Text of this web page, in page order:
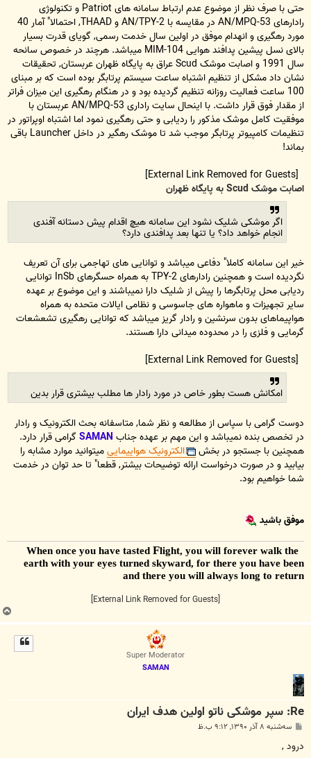
حتی با صرف نظر از موضوع عدم ارتباط سامانه های Patriot و تکنولوژی
رادارهای AN/MPQ-53 در مقایسه با AN/TPY-2 و THAAD, احتمالا" آمار 40
مورد رهگیری و انهدام موفق در اولین سال خدمت رسمی, گویای قدرت بسیار
بالای نسل پیشین پدافند هوایی MIM-104 میباشد. هرچند در خصوص سانحه
سال 1991 و اصابت موشک Scud عراق به پایگاه ظهران عربستان, تحقیقات
نشان داد مشکل از تنظیم اشتباه ساعت سیستم پرتابگر بوده است که بر مبنای
100 ساعت فعالیت روزانه تنظیم گردیده بود و در هنگام رهگیری این میزان فراتر
از مقدار فوق قرار داشت. با اینحال سایت راداری AN/MPQ-53 عربستان با
موفقیت کامل موشک مذکور را ردیابی و حتی رهگیری نمود اما اشتباه اوپراتور در
تنظیمات کامپیوتر پرتابگر موجب شد تا موشک رهگیر در داخل Launcher باقی
بماند!
اصابت موشک Scud به پایگاه ظهران
اگر موشکی شلیک نشود این سامانه هیچ اقدام پیش دستانه آفندی
انجام خواهد داد؟ یا تنها بعد پدافندی دارد؟
خیر این سامانه کاملا" دفاعی میباشد و توانایی های تهاجمی برای آن تعریف
نگردیده است و همچنین رادارهای TPY-2 به همراه حسگرهای InSb توانایی
ردیابی محل پرتابگرها را پیش از شلیک دارا نمیباشند و این موضوع بر عهده
سایر تجهیزات و ماهواره های جاسوسی و نظامی ایالات متحده به همراه
هواپیماهای بدون سرنشین و رادار گریز میباشد که توانایی رهگیری تشعشعات
گرمایی و فلزی را در محدوده میدانی دارا هستند.
امکانش هست بطور خاص در مورد رادار ها مطلب بیشتری قرار بدین
دوست گرامی با سپاس از مطالعه و نظر شما, متاسفانه بحث الکترونیک و رادار
در تخصص بنده نمیباشد و این مهم بر عهده جناب SAMANگرامی قرار دارد.
همچنین با جستجو در بخش
الکترونیک هواییماییمیتوانید موارد مشابه را
بیابید و در صورت درخواست ارائه توضیحات بیشتر, قطعا" تا حد توان در خدمت
شما خواهیم بود.
موفق باشید
Flight, you will forever walk the
earth with your eyes turned skyward, for there you have been
and there you will always long to return
ب
ا
Super Moderator
SAMAN
Re: سپر موشکی ناتو اولین هدف ایران
پ
ت
سه‌شنبه ۸ آذر ۱۳۹۰, ۹:۱۲ ب.ظ
درود ,